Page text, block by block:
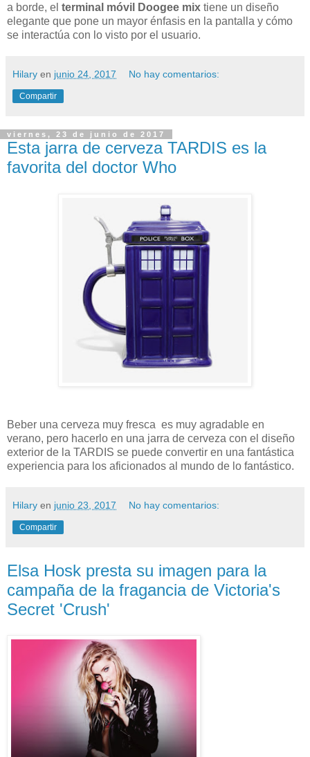
a borde, el terminal móvil Doogee mix tiene un diseño
elegante que pone un mayor énfasis en la pantalla y cómo
se interactúa con lo visto por el usuario.
Hilary en junio 24, 2017 No hay comentarios:
Compartir
viernes, 23 de junio de 2017
Esta jarra de cerveza TARDIS es la
favorita del doctor Who
Beber una cerveza muy fresca es muy agradable en
verano, pero hacerlo en una jarra de cerveza con el diseño
exterior de la TARDIS se puede convertir en una fantástica
experiencia para los aficionados al mundo de lo fantástico.
Hilary en junio 23, 2017 No hay comentarios:
Compartir
Elsa Hosk presta su imagen para la
campaña de la fragancia de Victoria's
Secret 'Crush'